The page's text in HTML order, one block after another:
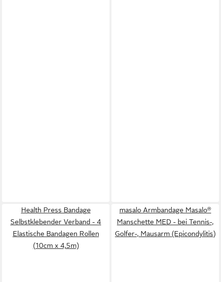
Health Press Bandage
Selbstklebender Verband - 4
Elastische Bandagen Rollen
(10cm x 4,5m)
masalo Armbandage Masalo®
Manschette MED - bei Tennis-,
Golfer-, Mausarm (Epicondylitis)